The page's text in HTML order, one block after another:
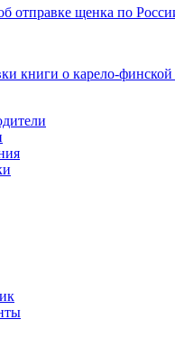
отправке щенка по
книги о карело-финской